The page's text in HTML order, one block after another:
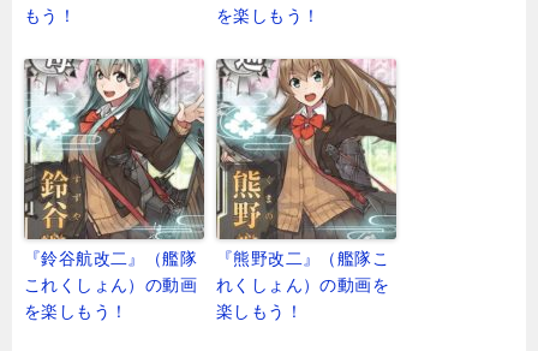
もう！
を楽しもう！
『鈴谷航改二』（艦隊
これくしょん）の動画
を楽しもう！
『熊野改二』（艦隊こ
れくしょん）の動画を
楽しもう！